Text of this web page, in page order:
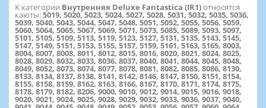
К категории Внутренняя Deluxe Fantastica (IR1)относятся
каюты:5019, 5020, 5023, 5024, 5027, 5028, 5031, 5032, 5035, 5036,
5039, 5040, 5043, 5044, 5047, 5048, 5051, 5052, 5055, 5056, 5059,
5060, 5064, 5065, 5067, 5069, 5071, 5073, 5085, 5089, 5093, 5097,
5101, 5105, 5109, 5113, 5119, 5123, 5127, 5131, 5135, 5143, 5145,
5147, 5149, 5151, 5153, 5155, 5157, 5159, 5161, 5163, 5165, 8003,
8004, 8007, 8008, 8011, 8012, 8015, 8016, 8020, 8021, 8024, 8025,
8028, 8029, 8032, 8033, 8036, 8037, 8040, 8041, 8044, 8045, 8048,
8049, 8052, 8073, 8074, 8077, 8078, 8081, 8082, 8085, 8086, 8130,
8133, 8134, 8137, 8138, 8141, 8142, 8146, 8147, 8150, 8151, 8154,
8155, 8158, 8159, 8162, 8163, 8166, 8167, 8170, 8171, 8174, 8175,
8178, 8179, 8182, 8206, 9000, 9010, 9012, 9014, 9015, 9016, 9018,
9020, 9021, 9024, 9025, 9028, 9029, 9032, 9033, 9036, 9037, 9040,